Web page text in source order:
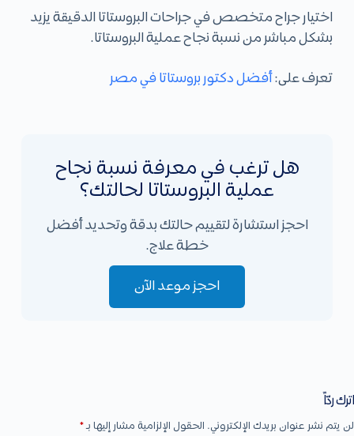
اختيار جراح متخصص في جراحات البروستاتا الدقيقة يزيد
بشكل مباشر من نسبة نجاح عملية البروستاتا.
تعرف على:أفضل دكتور بروستاتا في مصر
هل ترغب في معرفة نسبة نجاح
عملية البروستاتا لحالتك؟
احجز استشارة لتقييم حالتك بدقة وتحديد أفضل
خطة علاج.
احجز موعد الآن
اترك ردّاً
لن يتم نشر عنوان بريدك الإلكتروني. الحقول الإلزامية مشار إليها بـ*